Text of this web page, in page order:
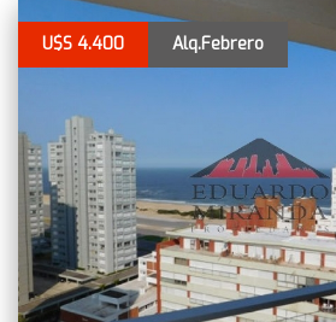
U$S 4.400 Alq.Febrero